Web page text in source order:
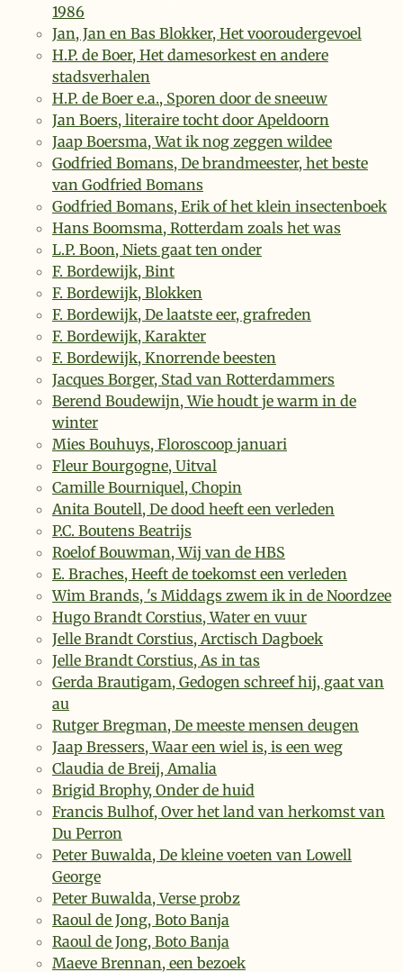
1986
Jan, Jan en Bas Blokker, Het vooroudergevoel
H.P. de Boer, Het damesorkest en andere
stadsverhalen
H.P. de Boer e.a., Sporen door de sneeuw
Jan Boers, literaire tocht door Apeldoorn
Jaap Boersma, Wat ik nog zeggen wildee
Godfried Bomans, De brandmeester, het beste
van Godfried Bomans
Godfried Bomans, Erik of het klein insectenboek
Hans Boomsma, Rotterdam zoals het was
L.P. Boon, Niets gaat ten onder
F. Bordewijk, Bint
F. Bordewijk, Blokken
F. Bordewijk, De laatste eer, grafreden
F. Bordewijk, Karakter
F. Bordewijk, Knorrende beesten
Jacques Borger, Stad van Rotterdammers
Berend Boudewijn, Wie houdt je warm in de
winter
Mies Bouhuys, Floroscoop januari
Fleur Bourgogne, Uitval
Camille Bourniquel, Chopin
Anita Boutell, De dood heeft een verleden
P.C. Boutens Beatrijs
Roelof Bouwman, Wij van de HBS
E. Braches, Heeft de toekomst een verleden
Wim Brands, 's Middags zwem ik in de Noordzee
Hugo Brandt Corstius, Water en vuur
Jelle Brandt Corstius, Arctisch Dagboek
Jelle Brandt Corstius, As in tas
Gerda Brautigam, Gedogen schreef hij, gaat van
au
Rutger Bregman, De meeste mensen deugen
Jaap Bressers, Waar een wiel is, is een weg
Claudia de Breij, Amalia
Brigid Brophy, Onder de huid
Francis Bulhof, Over het land van herkomst van
Du Perron
Peter Buwalda, De kleine voeten van Lowell
George
Peter Buwalda, Verse probz
Raoul de Jong, Boto Banja
Raoul de Jong, Boto Banja
Maeve Brennan, een bezoek